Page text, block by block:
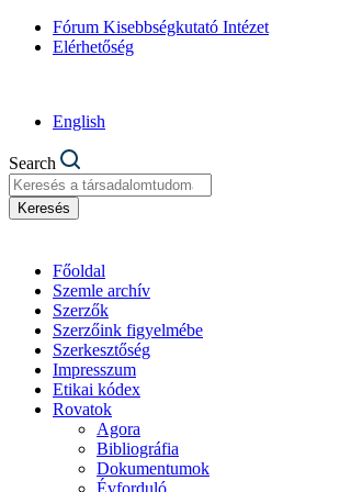
Fórum Kisebbségkutató Intézet
Elérhetőség
English
Search
Keresés
Főoldal
Szemle archív
Szerzők
Szerzőink figyelmébe
Szerkesztőség
Impresszum
Etikai kódex
Rovatok
Agora
Bibliográfia
Dokumentumok
Évforduló